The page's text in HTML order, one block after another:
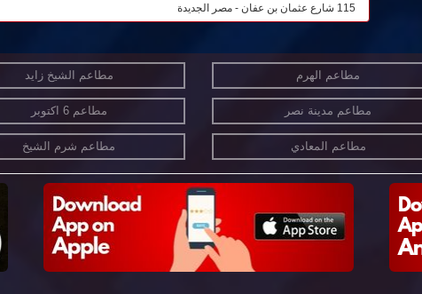
115 شارع عثمان بن عفان - مصر الجديدة
مطاعم الهرم مطاعم الشيخ زايد
مطاعم مدينة نصر مطاعم 6 اكتوبر
مطاعم المعادي مطاعم شرم الشيخ